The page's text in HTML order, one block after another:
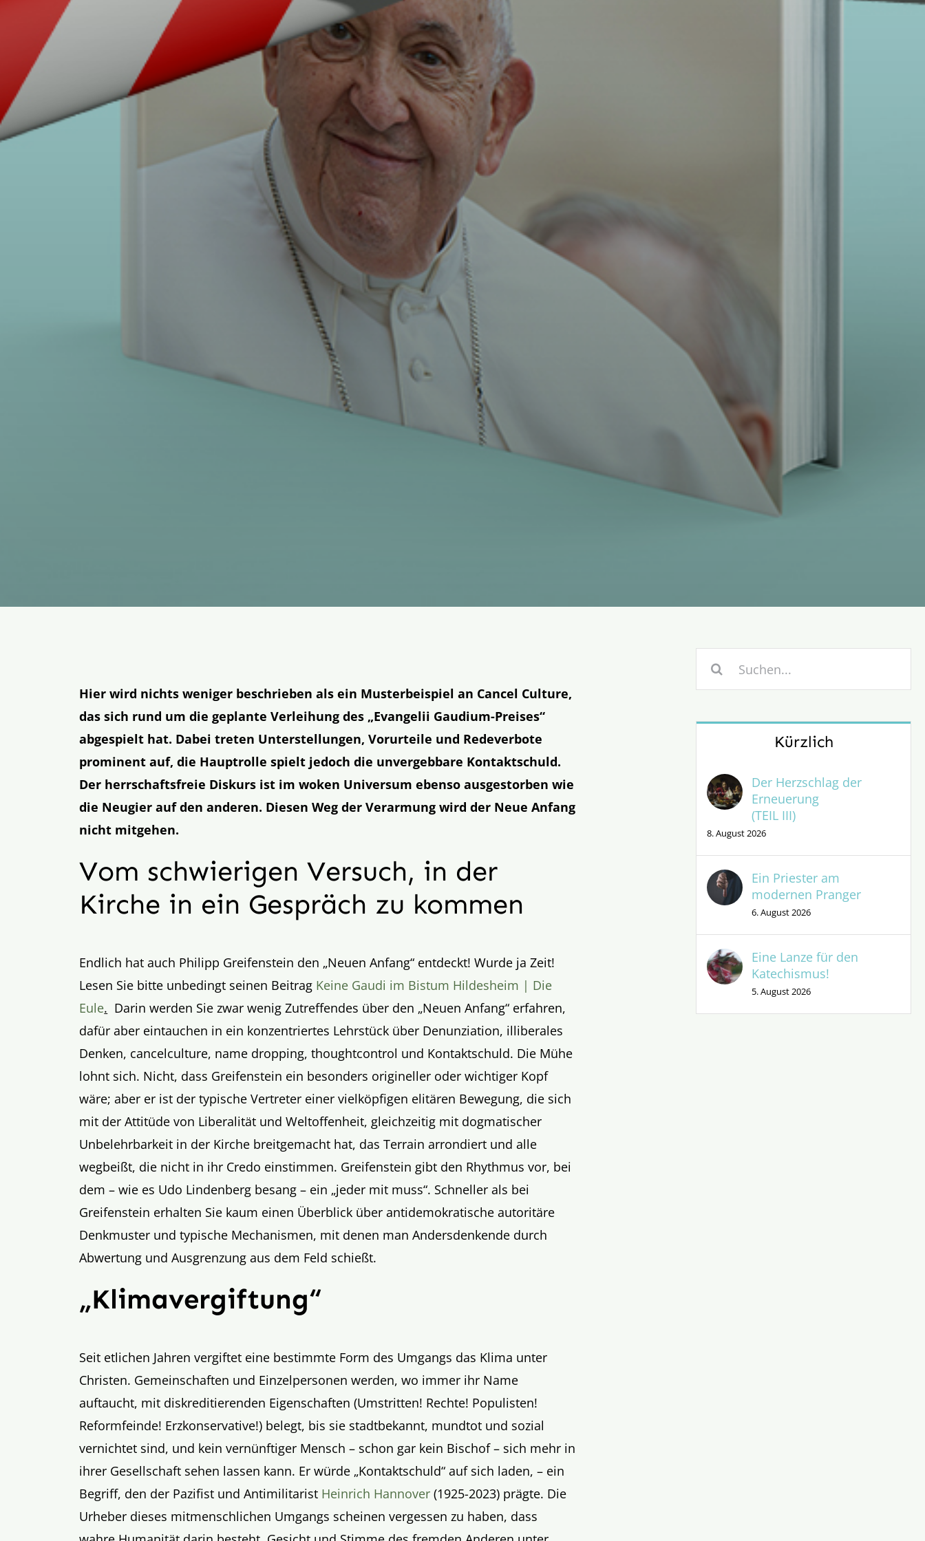
Hier wird nichts weniger beschrieben als ein Musterbeispiel an Cancel Culture,
das sich rund um die geplante Verleihung des „Evangelii Gaudium-Preises“
abgespielt hat. Dabei treten Unterstellungen, Vorurteile und Redeverbote
prominent auf, die Hauptrolle spielt jedoch die unvergebbare Kontaktschuld.
Der herrschaftsfreie Diskurs ist im woken Universum ebenso ausgestorben wie
die Neugier auf den anderen. Diesen Weg der Verarmung wird der Neue Anfang
nicht mitgehen.
Vom schwierigen Versuch, in der
Kirche in ein Gespräch zu kommen
Endlich hat auch Philipp Greifenstein den „Neuen Anfang“ entdeckt! Wurde ja Zeit!
Lesen Sie bitte unbedingt seinen Beitrag Keine Gaudi im Bistum Hildesheim | Die
Eule. Darin werden Sie zwar wenig Zutreffendes über den „Neuen Anfang“ erfahren,
dafür aber eintauchen in ein konzentriertes Lehrstück über Denunziation, illiberales
Denken, cancelculture, name dropping, thoughtcontrol und Kontaktschuld. Die Mühe
lohnt sich. Nicht, dass Greifenstein ein besonders origineller oder wichtiger Kopf
wäre; aber er ist der typische Vertreter einer vielköpfigen elitären Bewegung, die sich
mit der Attitüde von Liberalität und Weltoffenheit, gleichzeitig mit dogmatischer
Unbelehrbarkeit in der Kirche breitgemacht hat, das Terrain arrondiert und alle
wegbeißt, die nicht in ihr Credo einstimmen. Greifenstein gibt den Rhythmus vor, bei
dem – wie es Udo Lindenberg besang – ein „jeder mit muss“. Schneller als bei
Greifenstein erhalten Sie kaum einen Überblick über antidemokratische autoritäre
Denkmuster und typische Mechanismen, mit denen man Andersdenkende durch
Abwertung und Ausgrenzung aus dem Feld schießt.
„Klimavergiftung“
Seit etlichen Jahren vergiftet eine bestimmte Form des Umgangs das Klima unter
Christen. Gemeinschaften und Einzelpersonen werden, wo immer ihr Name
auftaucht, mit diskreditierenden Eigenschaften (Umstritten! Rechte! Populisten!
Reformfeinde! Erzkonservative!) belegt, bis sie stadtbekannt, mundtot und sozial
vernichtet sind, und kein vernünftiger Mensch – schon gar kein Bischof – sich mehr in
ihrer Gesellschaft sehen lassen kann. Er würde „Kontaktschuld“ auf sich laden, – ein
Begriff, den der Pazifist und Antimilitarist Heinrich Hannover (1925-2023) prägte. Die
Urheber dieses mitmenschlichen Umgangs scheinen vergessen zu haben, dass
nach:
Kürzlich
Der Herzschlag der
Erneuerung
(TEIL III)
8. August 2026
Ein Priester am
modernen Pranger
6. August 2026
Eine Lanze für den
Katechismus!
5. August 2026